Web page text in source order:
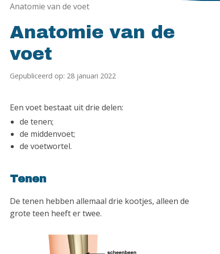
Anatomie van de voet
Anatomie van de
voet
Gepubliceerd op: 28 januari 2022
Een voet bestaat uit drie delen:
de tenen;
de middenvoet;
de voetwortel.
Tenen
De tenen hebben allemaal drie kootjes, alleen de
grote teen heeft er twee.